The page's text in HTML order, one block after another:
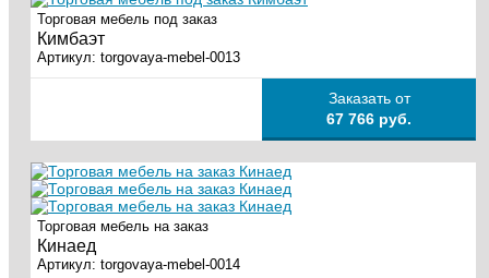
Торговая мебель под заказ
Кимбаэт
Артикул: torgovaya-mebel-0013
Заказать от
67 766 руб.
Торговая мебель на заказ
Кинаед
Артикул: torgovaya-mebel-0014